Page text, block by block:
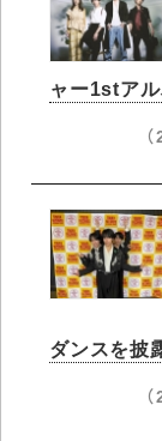
ャー1stアル
ダンスを披